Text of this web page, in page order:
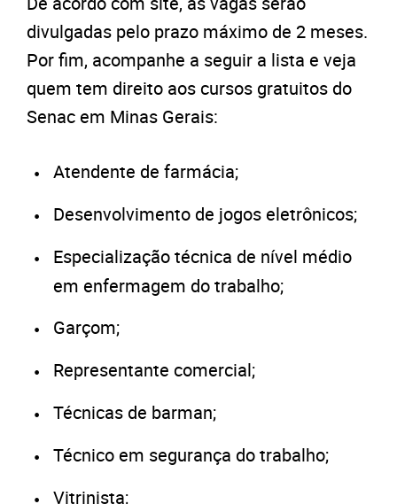
divulgadas pelo prazo máximo de 2 meses.
Por fim, acompanhe a seguir a lista e veja
quem tem direito aos cursos gratuitos do
Senac em Minas Gerais:
Atendente de farmácia;
Desenvolvimento de jogos eletrônicos;
Especialização técnica de nível médio
em enfermagem do trabalho;
Garçom;
Representante comercial;
Técnicas de barman;
Técnico em segurança do trabalho;
Vitrinista;